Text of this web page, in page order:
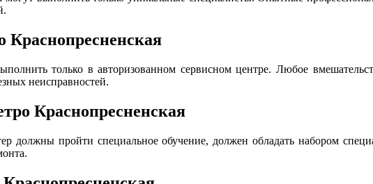
только в авторизованном сервисном центре. Любое
неисправностей.
Краснопресненская
должны пройти специальное обучение, должен обладать набором